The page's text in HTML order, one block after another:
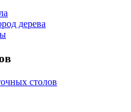
дерева
столов